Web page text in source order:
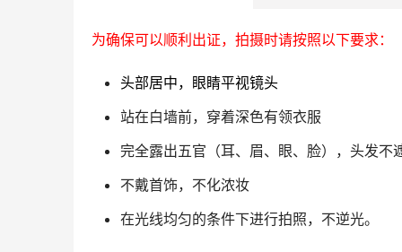
为确保可以顺利出证，拍摄时请按照以下要求：
头部居中，眼睛平视镜头
站在白墙前，穿着深色有领衣服
完全露出五官（耳、眉、眼、脸），头发不
不戴首饰，不化浓妆
在光线均匀的条件下进行拍照，不逆光。